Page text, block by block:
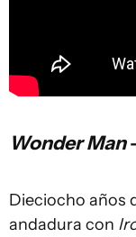
Wonder Man
Dieciocho años
andadura con